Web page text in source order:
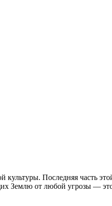
Последняя часть
Землю от любой угрозы —